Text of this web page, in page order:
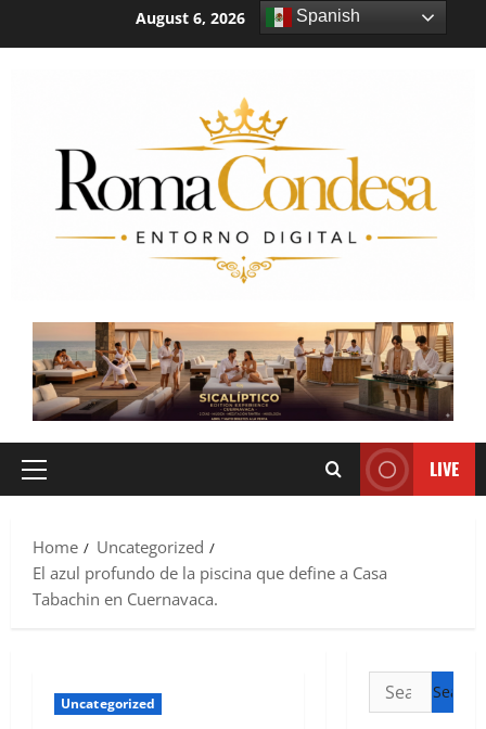
August 6, 2026 2:38:49 PM
LIVE
Home
Uncategorized
El azul profundo de la piscina que define a Casa
Tabachin en Cuernavaca.
Uncategorized
Spanish